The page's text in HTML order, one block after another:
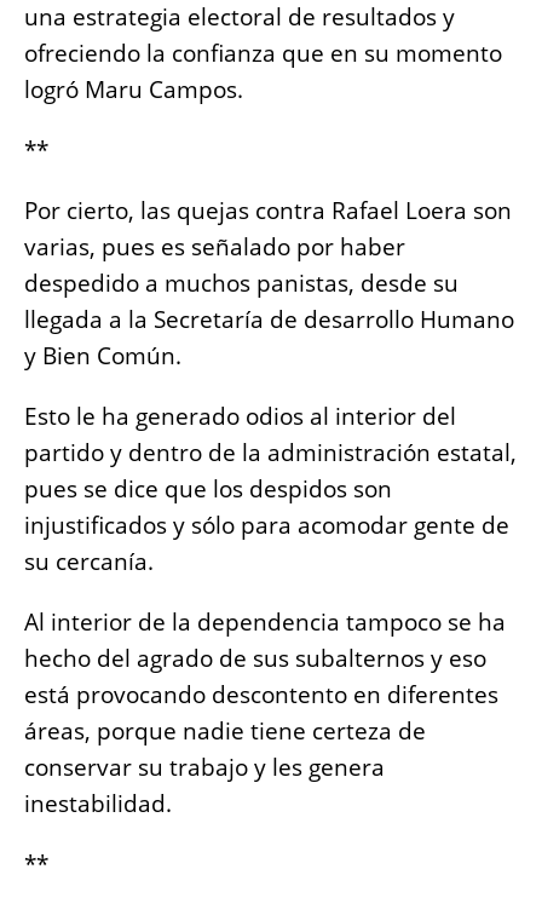
una estrategia electoral de resultados y
ofreciendo la confianza que en su momento
logró Maru Campos.
**
Por cierto, las quejas contra Rafael Loera son
varias, pues es señalado por haber
despedido a muchos panistas, desde su
llegada a la Secretaría de desarrollo Humano
y Bien Común.
Esto le ha generado odios al interior del
partido y dentro de la administración estatal,
pues se dice que los despidos son
injustificados y sólo para acomodar gente de
su cercanía.
Al interior de la dependencia tampoco se ha
hecho del agrado de sus subalternos y eso
está provocando descontento en diferentes
áreas, porque nadie tiene certeza de
conservar su trabajo y les genera
inestabilidad.
**